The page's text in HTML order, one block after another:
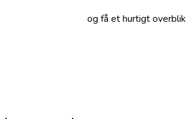
og få et hurtigt overblik